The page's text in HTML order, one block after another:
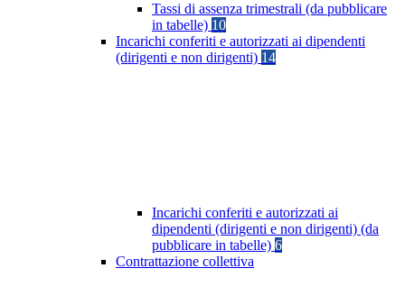
Tassi di assenza trimestrali (da pubblicare
in tabelle) 10
Incarichi conferiti e autorizzati ai dipendenti
(dirigenti e non dirigenti) 14
Incarichi conferiti e autorizzati ai
dipendenti (dirigenti e non dirigenti) (da
pubblicare in tabelle) 6
Contrattazione collettiva